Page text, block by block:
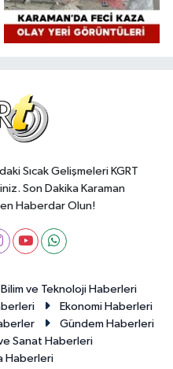
Sıcak Gelişmeleri KGRT
Son Dakika Karaman
Haberdar Olun!
Bilim ve Teknoloji Haberleri
Ekonomi Haberleri
Gündem Haberleri
Sanat Haberleri
Haberleri